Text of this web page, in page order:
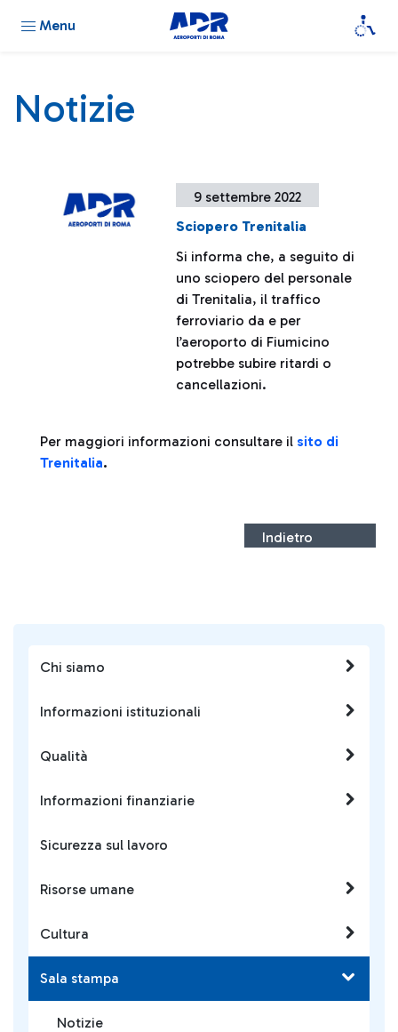
Menu
Chi siamo
Informazioni istituzionali
Qualità
Informazioni finanziarie
Sicurezza sul lavoro
Risorse umane
Cultura
Sala stampa
Notizie
Notizie
9 settembre 2022
Sciopero Trenitalia
Si informa che, a seguito di
uno sciopero del personale
di Trenitalia, il traffico
ferroviario da e per
l’aeroporto di Fiumicino
potrebbe subire ritardi o
cancellazioni.
Per maggiori informazioni consultare il sito di
Trenitalia.
Indietro